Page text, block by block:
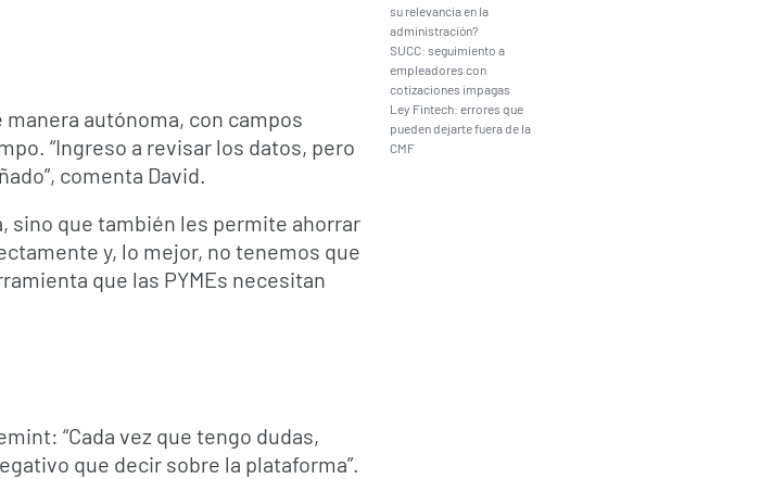
autónoma, con campos
“Ingreso a revisar los datos, pero
comenta David.
sino que también les permite ahorrar
y, lo mejor, no tenemos que
que las PYMEs necesitan
“Cada vez que tengo dudas,
que decir sobre la plataforma”.
su relevancia en la
administración?
SUCC: seguimiento a
empleadores con
cotizaciones impagas
Ley Fintech: errores que
pueden dejarte fuera de la
CMF